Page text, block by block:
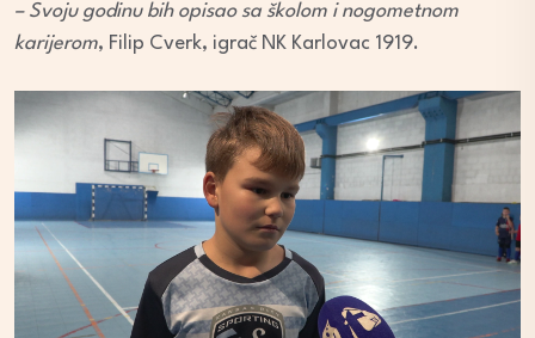
– Svoju godinu bih opisao sa školom i nogometnom
karijerom, Filip Cverk, igrač NK Karlovac 1919.